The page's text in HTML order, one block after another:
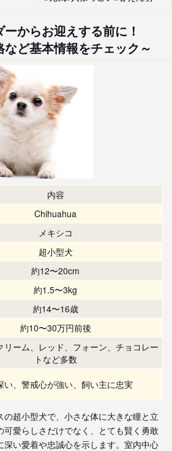
からお迎えする前に！
など基本情報をチェック～
内容
Chihuahua
メキシコ
超小型犬
約12〜20cm
約1.5〜3kg
約14〜16歳
約10〜30万円前後
リーム、レッド、フォーン、チョコレー
トなど多数
い、警戒心が強い、飼い主に忠実
超小型犬で、小さな体に大きな瞳と立
可愛らしさだけでなく、とても賢く勇敢
深い愛着や忠誠心を示します。室内中心